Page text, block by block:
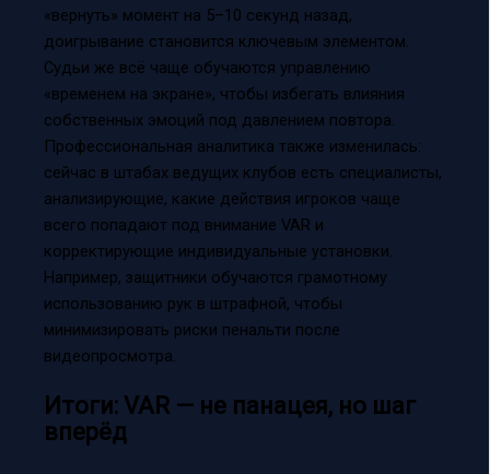
«вернуть» момент на 5–10 секунд назад,
доигрывание становится ключевым элементом.
Судьи же всё чаще обучаются управлению
«временем на экране», чтобы избегать влияния
собственных эмоций под давлением повтора.
Профессиональная аналитика также изменилась:
сейчас в штабах ведущих клубов есть специалисты,
анализирующие, какие действия игроков чаще
всего попадают под внимание VAR и
корректирующие индивидуальные установки.
Например, защитники обучаются грамотному
использованию рук в штрафной, чтобы
минимизировать риски пенальти после
видеопросмотра.
Итоги: VAR — не панацея, но шаг
вперёд